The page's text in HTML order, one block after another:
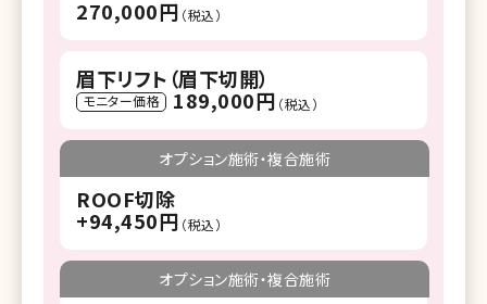
270,000円 （税込）
眉下リフト（眉下切開）
モニター価格 189,000円 （税込）
オプション施術・複合施術
ROOF切除
+94,450円 （税込）
オプション施術・複合施術